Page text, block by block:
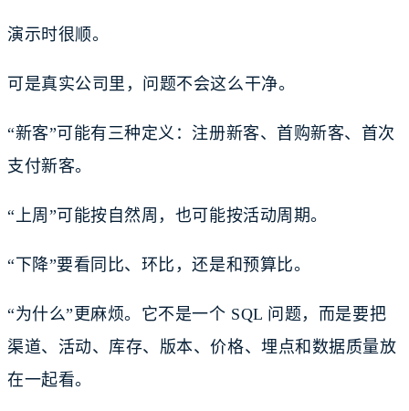
演示时很顺。
可是真实公司里，问题不会这么干净。
“新客”可能有三种定义：注册新客、首购新客、首次
支付新客。
“上周”可能按自然周，也可能按活动周期。
“下降”要看同比、环比，还是和预算比。
“为什么”更麻烦。它不是一个 SQL 问题，而是要把
渠道、活动、库存、版本、价格、埋点和数据质量放
在一起看。